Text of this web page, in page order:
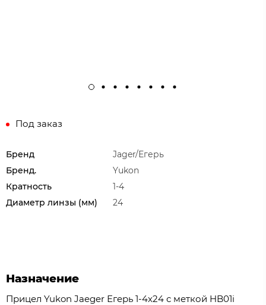
Под заказ
Бренд
Jager/Егерь
Бренд.
Yukon
Кратность
1-4
Диаметр линзы (мм)
24
Назначение
Прицел Yukon Jaeger Егерь 1-4х24 с меткой HB01i